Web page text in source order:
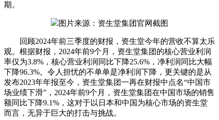
期。
图片来源：资生堂集团官网截图
回顾2024年前三季度的财报，资生堂今年的营收不算太乐
观。根据财报，2024年前9个月，资生堂集团的核心营业利润
率仅为3.8%，核心营业利润同比下降25.6%，净利润同比大幅
下降96.3%。令人担忧的不单单是净利润下降，更关键的是从
发布2023年年报至今，资生堂集团一再在财报中点名“中国市
场业绩下滑”，2024年前9个月，资生堂集团在中国市场的销售
额同比下降9.1%，这对于以日本和中国为核心市场的资生堂
而言，无异于巨大的打击与挑战。